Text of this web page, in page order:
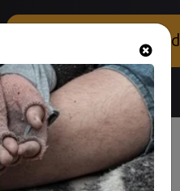
Hallgasd és nézd